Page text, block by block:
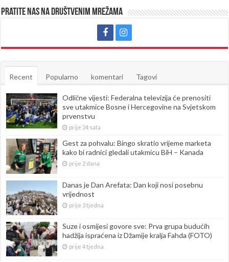
Pratite nas na društvenim mrežama
Recent Popularno komentari Tagovi
Odlične vijesti: Federalna televizija će prenositi
sve utakmice Bosne i Hercegovine na Svjetskom
prvenstvu
prije 24 sata
Gest za pohvalu: Bingo skratio vrijeme marketa
kako bi radnici gledali utakmicu BiH – Kanada
prije 2 dana
Danas je Dan Arefata: Dan koji nosi posebnu
vrijednost
prije 3 tjedna
Suze i osmijesi govore sve: Prva grupa budućih
hadžija ispraćena iz Džamije kralja Fahda (FOTO)
prije 4 tjedna